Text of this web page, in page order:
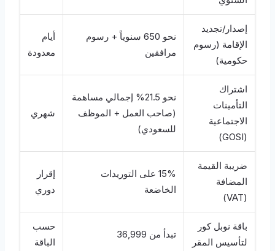
إصدار/تجديد
الإقامة (رسوم
حكومية)
نحو 650 سنوياً + رسوم
مرافقين
أيام
معدودة
اشتراك
التأمينات
الاجتماعية
(GOSI)
نحو 21.5% إجمالي مساهمة
(صاحب العمل + الموظف
للسعودي)
شهري
ضريبة القيمة
المضافة
(VAT)
15% على التوريدات
الخاضعة
إقرار
دوري
باقة نوبل كور
لتأسيس المقر
تبدأ من 36,999
حسب
الباقة